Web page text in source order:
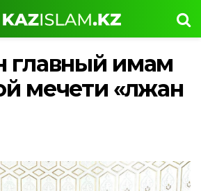
главный имам
мечети «Әлжан